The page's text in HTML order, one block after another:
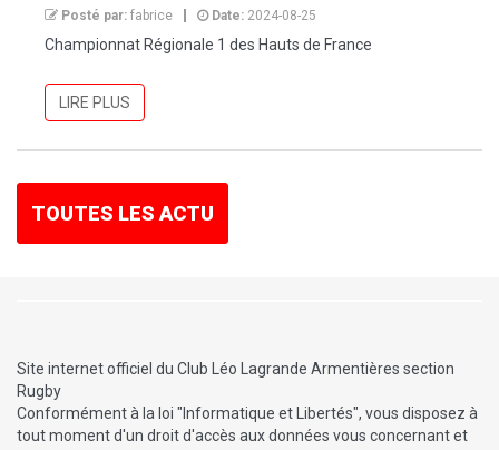
Posté par: fabrice Date: 2024-08-25
Championnat Régionale 1 des Hauts de France
LIRE PLUS
TOUTES LES ACTU
Site internet officiel du Club Léo Lagrande Armentières section
Rugby
Conformément à la loi "Informatique et Libertés", vous disposez à
tout moment d'un droit d'accès aux données vous concernant et